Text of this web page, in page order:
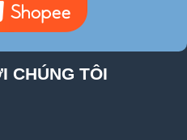
CHÚNG TÔI